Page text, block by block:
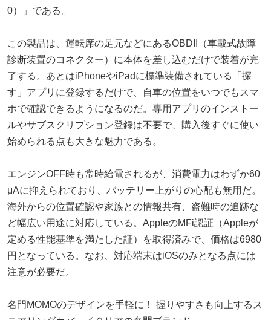
0）」である。
この製品は、運転席の足元などにあるOBDII（車載式故障
診断装置のコネクター）に本体を差し込むだけで装着が完
了する。あとはiPhoneやiPadに標準装備されている「探
す」アプリに登録するだけで、自車の位置をいつでもスマ
ホで確認できるようになるのだ。専用アプリのインストー
ルやサブスクリプション登録は不要で、購入後すぐに使い
始められる点も大きな魅力である。
エンジンOFF時も常時給電されるが、消費電力はわずか60
μAに抑えられており、バッテリー上がりの心配も無用だ。
海外からの位置確認や家族との情報共有、盗難時の追跡な
ど幅広い用途に対応している。AppleのMFi認証（Appleが
定める性能基準を満たした証）を取得済みで、価格は6980
円となっている。なお、対応端末はiOSのみとなる点には
注意が必要だ。
名門MOMOのデザインを手軽に！ 握りやすさも向上するス